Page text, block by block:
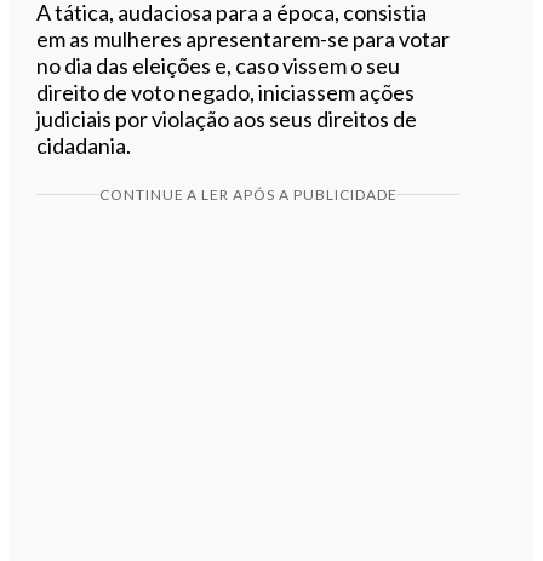
A tática, audaciosa para a época, consistia
em as mulheres apresentarem-se para votar
no dia das eleições e, caso vissem o seu
direito de voto negado, iniciassem ações
judiciais por violação aos seus direitos de
cidadania.
CONTINUE A LER APÓS A PUBLICIDADE